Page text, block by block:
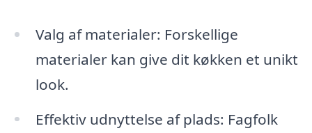
Valg af materialer: Forskellige
materialer kan give dit køkken et unikt
look.
Effektiv udnyttelse af plads: Fagfolk